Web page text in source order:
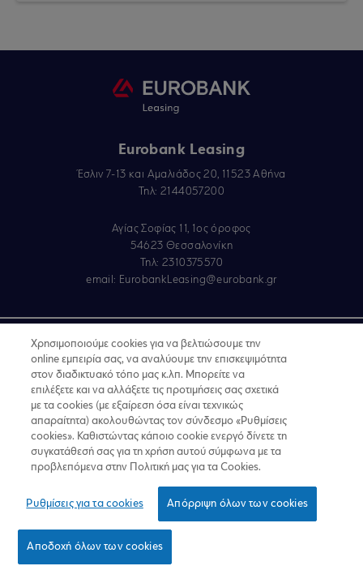
Εκδήλωση Ενδιαφέροντος
Eurobank Leasing
Έσλιν 7-13 και Αμαλιάδος 20, 11523 Αθήνα
Τηλ: 2144057200
Αγίας Σοφίας 11, 1ος όροφος
54623 Θεσσαλονίκη
Τηλ: 2310375570
email: EurobankLeasing@eurobank.gr
Copyright © 2019
Όροι Χρήσης
Προσωπικά δεδομένα στον Διαδικτυακό Τόπο
GDPR - Προσωπικά Δεδομένα
Πολιτική Cookies
Για να υποβάλετε παράπονο
Χρησιμοποιούμε cookies για να βελτιώσουμε την
online εμπειρία σας, να αναλύουμε την επισκεψιμότητα
στον διαδικτυακό τόπο μας κ.λπ. Μπορείτε να
επιλέξετε και να αλλάξετε τις προτιμήσεις σας σχετικά
με τα cookies (με εξαίρεση όσα είναι τεχνικώς
απαραίτητα) ακολουθώντας τον σύνδεσμο «Ρυθμίσεις
cookies». Καθιστώντας κάποιο cookie ενεργό δίνετε τη
συγκατάθεσή σας για τη χρήση αυτού σύμφωνα με τα
προβλεπόμενα στην Πολιτική μας για τα Cookies.
Ρυθμίσεις για τα cookies Απόρριψη όλων των cookies
Αποδοχή όλων των cookies